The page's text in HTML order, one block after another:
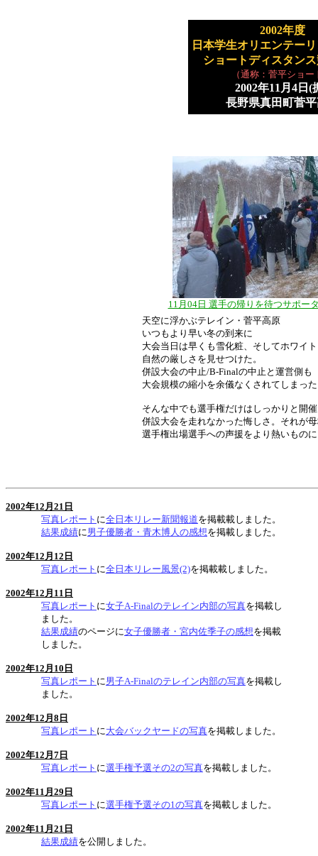
2002年度
日本学生オリエンテー
ショートディスタン
（通称：菅平ショー
2002年11月4日(
長野県真田町菅
11月04日 選手の帰りを待つサポー
天空に浮かぶテレイン・菅平高原
いつもより早い冬の到来に
大会当日は早くも雪化粧、そしてホワイ
自然の厳しさを見せつけた。
併設大会の中止/B-Finalの中止と運営側も
大会規模の縮小を余儀なくされてしまっ
そんな中でも選手権だけはしっかりと開
併設大会を走れなかった悔しさ。それが
選手権出場選手への声援をより熱いもの
2002年12月21日
写真レポート に全日本リレー新聞報道を掲載載しました。
結果成績に男子優勝者・青木博人の感想を掲載しました。
2002年12月12日
写真レポート に全日本リレー風景(2)を掲載載しました。
2002年12月11日
写真レポート に女子A-Finalのテレイン内部の写真を掲載し
ました。
結果成績のページに女子優勝者・宮内佐季子の感想を掲載
しました。
2002年12月10日
写真レポート に男子A-Finalのテレイン内部の写真を掲載し
ました。
2002年12月8日
写真レポート に大会バックヤードの写真を掲載しました。
2002年12月7日
写真レポート に選手権予選その2の写真を掲載しました。
2002年11月29日
写真レポート に選手権予選その1の写真を掲載しました。
2002年11月21日
結果成績を公開しました。